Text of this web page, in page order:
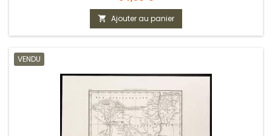
 Ajouter au panier
VENDU